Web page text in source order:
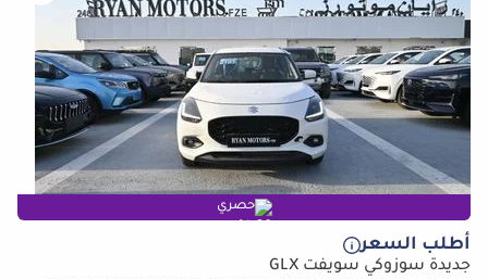
حصري
أطلب السعر
جديدة سوزوكي سويفت GLX